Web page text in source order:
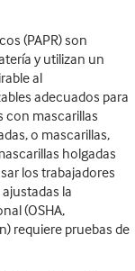
(PAPR) son
y utilizan un
al
adecuados para
con mascarillas
o mascarillas,
holgadas
los trabajadores
la
(OSHA,
requiere pruebas de